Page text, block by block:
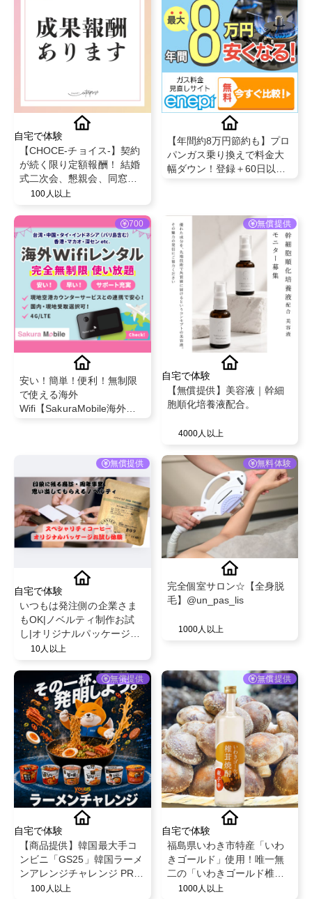
自宅で体験
【CHOCE-チョイス-】契約
が続く限り定額報酬！ 結婚
式二次会、懇親会、同窓会
等がプロクオリティーにな
100人以上
【年間約8万円節約も】プロ
パンガス乗り換えで料金大
幅ダウン！登録＋60日以内
700
安い！簡単！便利！無制限
で使える海外
Wifi【SakuraMobile海外
無償提供
自宅で体験
【無償提供】美容液｜幹細
胞順化培養液配合。
4000人以上
無償提供
自宅で体験
いつもは発注側の企業さま
もOK|ノベルティ制作お試
し|オリジナルパッケージで
高級コーヒーを贈る体験を
10人以上
無料体験
完全個室サロン☆【全身脱
毛】@un_pas_lis
1000人以上
無償提供
自宅で体験
【商品提供】韓国最大手コ
ンビニ「GS25」韓国ラーメ
ンアレンジチャレンジ PRク
リエイター募集
100人以上
無償提供
自宅で体験
福島県いわき市特産「いわ
きゴールド」使用！唯一無
二の「いわきゴールド椎茸
焼酎 親子幸」
1000人以上